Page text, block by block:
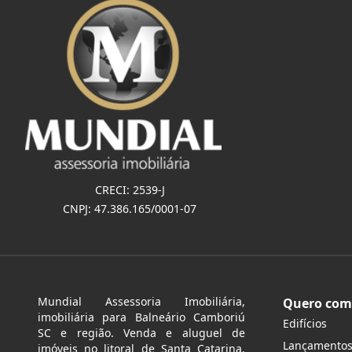
CRECI: 2539-J
CNPJ: 47.386.165/0001-07
Mundial Assessoria Imobiliária,
imobiliária para Balneário Camboriú
SC e região. Venda e aluguel de
imóveis no litoral de Santa Catarina.
Quero
Edifícios
Lançamentos